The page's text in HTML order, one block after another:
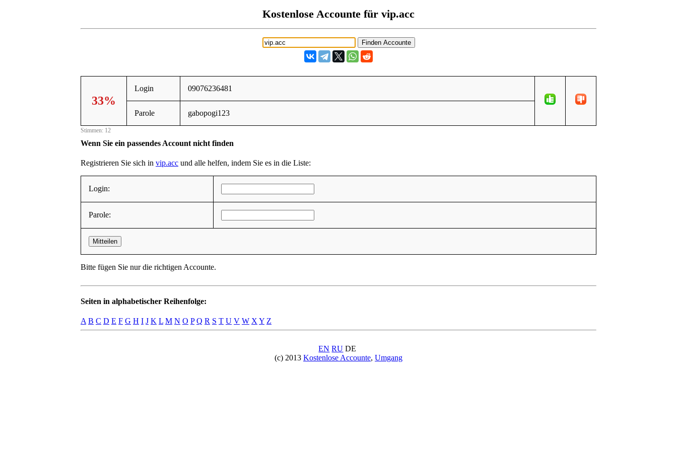
Kostenlose Accounte für vip.acc
33%
Login 09076236481
Parole gabopogi123
Stimmen: 12
Wenn Sie ein passendes Account nicht finden
Registrieren Sie sich in vip.acc und alle helfen, indem Sie es in die Liste:
Login:
Parole:
Mitteilen
Bitte fügen Sie nur die richtigen Accounte.
Seiten in alphabetischer Reihenfolge:
A B C D E F G H I J K L M N O P Q R S T U V W XY Z
EN RU DE
(c) 2013 Kostenlose Accounte, Umgang